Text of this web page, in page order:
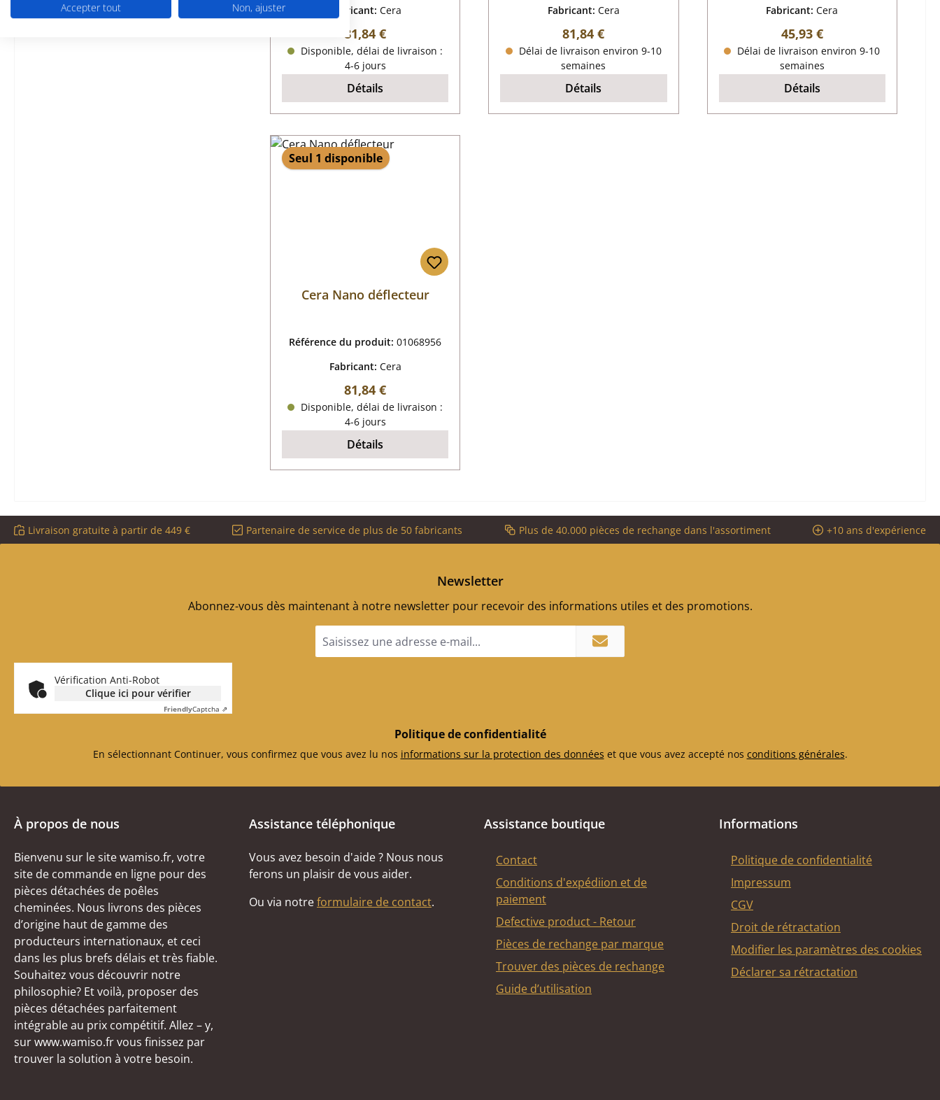
Fabricant: Cera
Prix régulier :
81,84 €
Disponible, délai de livraison :
4-6 jours
Détails
Fabricant: Cera
Prix régulier :
81,84 €
Délai de livraison environ 9-10
semaines
Détails
Fabricant:Cera
Prix régulier :
45,93 €
Délai de livraison environ 9-10
semaines
Détails
Seul 1 disponible
Cera Nano déflecteur
Référence du produit:01068956
Fabricant: Cera
Prix régulier :
81,84 €
Disponible, délai de livraison :
4-6 jours
Détails
Livraison gratuite à partir de 449 € Partenaire de service de plus de 50 fabricants Plus de 40.000 pièces de rechange dans l'assortiment +10 ans d'expérience
Newsletter
Abonnez-vous dès maintenant à notre newsletter pour recevoir des informations utiles et des promotions.
e-
Vérification Anti-Robot
Clique ici pour vérifier
FriendlyCaptcha ⇗
Politique de confidentialité
En sélectionnant Continuer, vous confirmez que vous avez lu nos informations sur la protection des données et que vous avez accepté nos conditions générales.
À propos de nous
Bienvenu sur le site wamiso.fr, votre
site de commande en ligne pour des
pièces détachées de poêles
cheminées. Nous livrons des pièces
d’origine haut de gamme des
producteurs internationaux, et ceci
dans les plus brefs délais et très fiable.
Souhaitez vous découvrir notre
philosophie? Et voilà, proposer des
pièces détachées parfaitement
intégrable au prix compétitif. Allez – y,
sur www.wamiso.fr vous finissez par
trouver la solution à votre besoin.
Assistance téléphonique
Vous avez besoin d'aide ? Nous nous
ferons un plaisir de vous aider.
Ou via notreformulaire de contact.
Assistance boutique
Contact
Conditions d'expédiion et de
paiement
Defective product - Retour
Pièces de rechange par marque
Trouver des pièces de rechange
Guide d’utilisation
Informations
Politique de confidentialité
Impressum
CGV
Droit de rétractation
Modifier les paramètres des cookies
Déclarer sa rétractation
Accepter tout Non, ajuster